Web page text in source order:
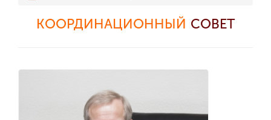
КООРДИНАЦИОННЫЙ СОВЕТ